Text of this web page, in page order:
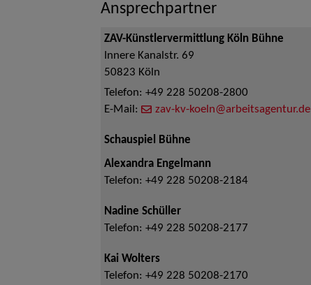
Ansprechpartner
ZAV-Künstlervermittlung Köln Bühne
Innere Kanalstr. 69
50823 Köln
Telefon: +49 228 50208-2800
E-Mail:
zav-kv-koeln@arbeitsagentur.de
Schauspiel Bühne
Alexandra Engelmann
Telefon: +49 228 50208-2184
Nadine Schüller
Telefon: +49 228 50208-2177
Kai Wolters
Telefon: +49 228 50208-2170